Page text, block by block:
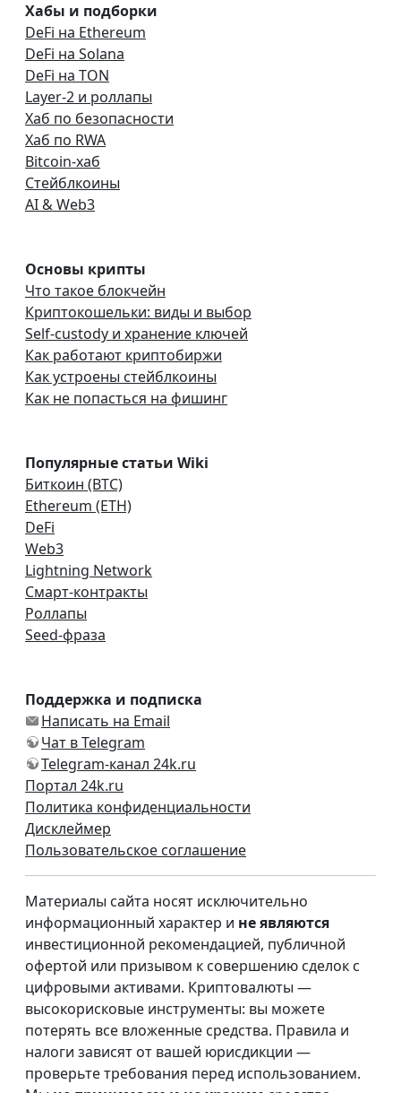
Хабы и подборки
DeFi на Ethereum
DeFi на Solana
DeFi на TON
Layer-2 и роллапы
Хаб по безопасности
Хаб по RWA
Bitcoin-хаб
Стейблкоины
AI & Web3
Основы крипты
Что такое блокчейн
Криптокошельки: виды и выбор
Self-custody и хранение ключей
Как работают криптобиржи
Как устроены стейблкоины
Как не попасться на фишинг
Популярные статьи Wiki
Биткоин (BTC)
Ethereum (ETH)
DeFi
Web3
Lightning Network
Смарт-контракты
Роллапы
Seed-фраза
Поддержка и подписка
Написать на Email
Чат в Telegram
Telegram-канал 24k.ru
Портал 24k.ru
Политика конфиденциальности
Дисклеймер
Пользовательское соглашение
Материалы сайта носят исключительно
информационный характер и не являются
инвестиционной рекомендацией, публичной
офертой или призывом к совершению сделок с
цифровыми активами. Криптовалюты —
высокорисковые инструменты: вы можете
потерять все вложенные средства. Правила и
налоги зависят от вашей юрисдикции —
проверьте требования перед использованием.